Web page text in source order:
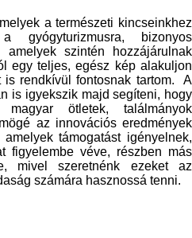
a természeti kincseinkhez
gyógyturizmusra, bizonyos
amelyek szintén hozzájárulnak
egy teljes, egész kép alakuljon
is rendkívül fontosnak tartom. A
is igyekszik majd segíteni, hogy
ötletek, találmányok
az innovációs eredmények
támogatást igényelnek,
figyelembe véve, részben más
mivel szeretnénk ezeket az
számára hasznossá tenni.